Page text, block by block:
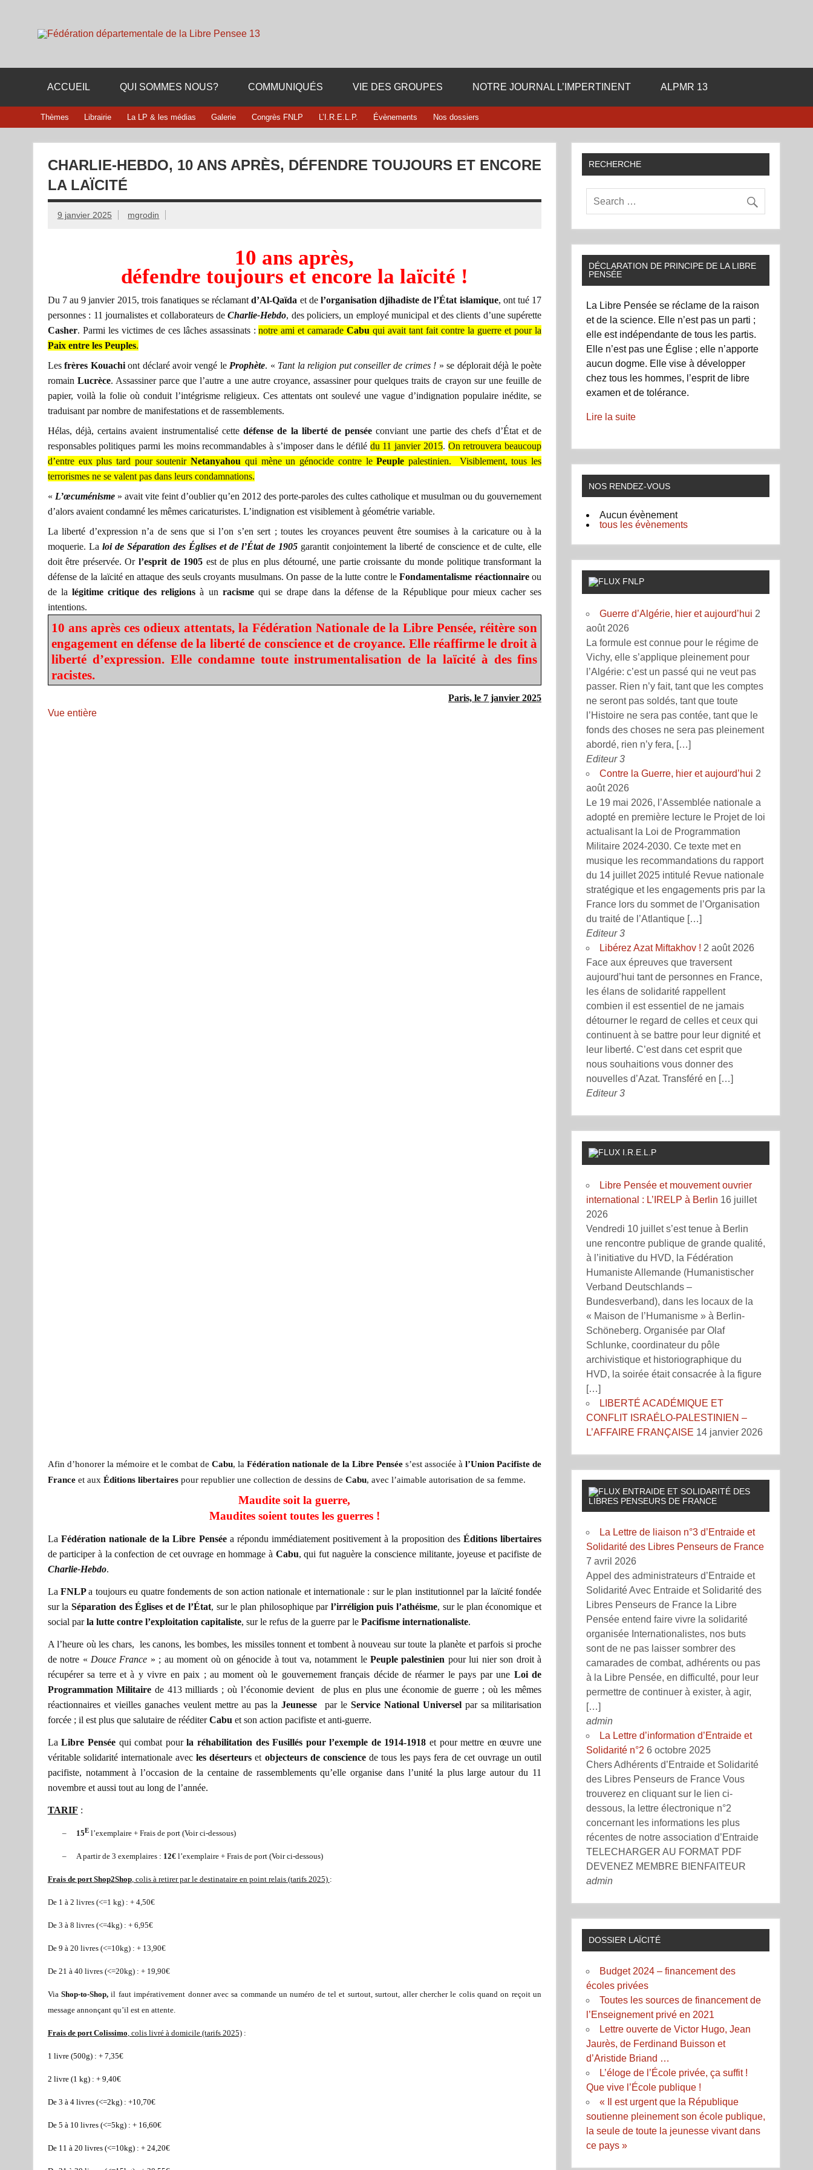
13
ACCUEIL QUI SOMMES NOUS? COMMUNIQUÉS VIE DES GROUPES NOTRE JOURNAL L’IMPERTINENT ALPMR 13
Thèmes Librairie La LP & les médias Galerie Congrès FNLP L’I.R.E.L.P. Évènements Nos dossiers
CHARLIE-HEBDO, 10 ANS APRÈS, DÉFENDRE TOUJOURS ET ENCORE
LA LAÏCITÉ
9 janvier 2025 mgrodin
10 ans après,
défendre toujours et encore la laïcité !
Du 7 au 9 janvier 2015, trois fanatiques se réclamantd’Al-Qaïda et de l’organisation djihadiste de l’État islamique, ont tué 17
personnes : 11 journalistes et collaborateurs deCharlie-Hebdo, des policiers, un employé municipal et des clients d’une supérette
Casher. Parmi les victimes de ces lâches assassinats :notre ami et camaradeCabu qui avait tant fait contre la guerre et pour la
Paix entre les Peuples.
Lesfrères Kouachiont déclaré avoir vengé le Prophète. « Tant la religion put conseiller de crimes ! » se déplorait déjà le poète
romain Lucrèce. Assassiner parce que l’autre a une autre croyance, assassiner pour quelques traits de crayon sur une feuille de
papier, voilà la folie où conduit l’intégrisme religieux. Ces attentats ont soulevé une vague d’indignation populaire inédite, se
traduisant par nombre de manifestations et de rassemblements.
Hélas, déjà, certains avaient instrumentalisé cettedéfense de la liberté de pensée conviant une partie des chefs d’État et de
responsables politiques parmi les moins recommandables à s’imposer dans le défilé du 11 janvier 2015. On retrouvera beaucoup
d’entre eux plus tard pour soutenirNetanyahou qui mène un génocide contre lePeuplepalestinien.
Visiblement, tous les
terrorismes ne se valent pas dans leurs condamnations.
« L’œcuménisme » avait vite feint d’oublier qu’en 2012 des porte-paroles des cultes catholique et musulman ou du gouvernement
d’alors avaient condamné les mêmes caricaturistes. L’indignation est visiblement à géométrie variable.
La liberté d’expression n’a de sens que si l’on s’en sert ; toutes les croyances peuvent être soumises à la caricature ou à la
moquerie. La loi de Séparation des Églises et de l’État de 1905 garantit conjointement la liberté de conscience et de culte, elle
doit être préservée. Orl’esprit de 1905 est de plus en plus détourné, une partie croissante du monde politique transformant la
défense de la laïcité en attaque des seuls croyants musulmans. On passe de la lutte contre leFondamentalisme réactionnaireou
de la légitime critique des religions à un racismequi se drape dans la défense de la République pour mieux cacher ses
intentions.
10 ans après ces odieux attentats, la Fédération Nationale de la Libre Pensée, réitère son
engagement en défense de la liberté de conscience et de croyance. Elle réaffirme le droit à
liberté d’expression. Elle condamne toute instrumentalisation de la laïcité à des fins
racistes.
Paris, le 7 janvier 2025
Vue entière
Afin d’honorer la mémoire et le combat de Cabu, la Fédération nationale de la Libre Pensées’est associée à l’Union Pacifiste de
Franceet aux Éditions libertairespour republier une collection de dessins de Cabu, avec l’aimable autorisation de sa femme.
Maudite soit la guerre,
Maudites soient toutes les guerres !
La Fédération nationale de la Libre Penséea répondu immédiatement positivement à la proposition des Éditions libertaires
de participer à la confection de cet ouvrage en hommage à Cabu, qui fut naguère la conscience militante, joyeuse et pacifiste de
Charlie-Hebdo.
LaFNLPa toujours eu quatre fondements de son action nationale et internationale : sur le plan institutionnel par la laïcité fondée
sur la Séparation des Églises et de l’État, sur le plan philosophique par l’irréligion puis l’athéisme, sur le plan économique et
social parla lutte contre l’exploitation capitaliste, sur le refus de la guerre par le Pacifisme internationaliste.
A l’heure où les chars, les canons, les bombes, les missiles tonnent et tombent à nouveau sur toute la planète et parfois si proche
de notre « Douce France » ; au moment où on génocide à tout va, notamment lePeuple palestinien pour lui nier son droit à
récupérer sa terre et à y vivre en paix ; au moment où le gouvernement français décide de réarmer le pays par une Loi de
Programmation Militaire de 413 milliards ; où l’économie devient
de plus en plus une économie de guerre ; où les mêmes
réactionnaires et vieilles ganaches veulent mettre au pas laJeunesse par le Service National Universel par sa militarisation
forcée ; il est plus que salutaire de rééditerCabu et son action pacifiste et anti-guerre.
LaLibre Penséequi combat pourla réhabilitation des Fusillés pour l’exemple de 1914-1918 et pour mettre en œuvre une
véritable solidarité internationale avecles déserteurs et objecteurs de consciencede tous les pays fera de cet ouvrage un outil
pacifiste, notamment à l’occasion de la centaine de rassemblements qu’elle organise dans l’unité la plus large autour du 11
novembre et aussi tout au long de l’année.
TARIF :
– 15E l’exemplaire + Frais de port (Voir ci-dessous)
– A partir de 3 exemplaires : 12€l’exemplaire + Frais de port (Voir ci-dessous)
Frais de port Shop2Shop, colis à retirer par le destinataire en point relais (tarifs 2025) :
De 1 à 2 livres (<=1 kg) : + 4,50€
De 3 à 8 livres (<=4kg) : + 6,95€
De 9 à 20 livres (<=10kg) : + 13,90€
De 21 à 40 livres (<=20kg) : + 19,90€
ViaShop-to-Shop,il faut impérativement donner avec sa commande un numéro de tel et surtout, surtout, aller chercher le colis quand on reçoit un
message annonçant qu’il est en attente.
Frais de port Colissimo , colis livré à domicile (tarifs 2025):
1 livre (500g) : + 7,35€
2 livre (1 kg) : + 9,40€
De 3 à 4 livres (<=2kg) : +10,70€
De 5 à 10 livres (<=5kg) : + 16,60€
De 11 à 20 livres (<=10kg) : + 24,20€
RECHERCHE
DÉCLARATION DE PRINCIPE DE LA LIBRE
PENSÉE
La Libre Pensée se réclame de la raison
et de la science. Elle n’est pas un parti ;
elle est indépendante de tous les partis.
Elle n’est pas une Église ; elle n’apporte
aucun dogme. Elle vise à développer
chez tous les hommes, l’esprit de libre
examen et de tolérance.
Lire la suite
NOS RENDEZ-VOUS
Aucun évènement
tous les évènements
FNLP
Guerre d’Algérie, hier et aujourd’hui 2
août 2026
La formule est connue pour le régime de
Vichy, elle s’applique pleinement pour
l’Algérie: c’est un passé qui ne veut pas
passer. Rien n’y fait, tant que les comptes
ne seront pas soldés, tant que toute
l’Histoire ne sera pas contée, tant que le
fonds des choses ne sera pas pleinement
abordé, rien n’y fera, […]
Editeur 3
Contre la Guerre, hier et aujourd’hui 2
août 2026
Le 19 mai 2026, l’Assemblée nationale a
adopté en première lecture le Projet de loi
actualisant la Loi de Programmation
Militaire 2024-2030. Ce texte met en
musique les recommandations du rapport
du 14 juillet 2025 intitulé Revue nationale
stratégique et les engagements pris par la
France lors du sommet de l’Organisation
du traité de l’Atlantique […]
Editeur 3
Libérez Azat Miftakhov ! 2 août 2026
Face aux épreuves que traversent
aujourd’hui tant de personnes en France,
les élans de solidarité rappellent
combien il est essentiel de ne jamais
détourner le regard de celles et ceux qui
continuent à se battre pour leur dignité et
leur liberté. C’est dans cet esprit que
nous souhaitions vous donner des
nouvelles d’Azat. Transféré en […]
Editeur 3
I.R.E.L.P
Libre Pensée et mouvement ouvrier
international : L’IRELP à Berlin 16 juillet
2026
Vendredi 10 juillet s’est tenue à Berlin
une rencontre publique de grande qualité,
à l’initiative du HVD, la Fédération
Humaniste Allemande (Humanistischer
Verband Deutschlands –
Bundesverband), dans les locaux de la
« Maison de l’Humanisme » à Berlin-
Schöneberg. Organisée par Olaf
Schlunke, coordinateur du pôle
archivistique et historiographique du
HVD, la soirée était consacrée à la figure
[…]
LIBERTÉ ACADÉMIQUE ET
CONFLIT ISRAÉLO-PALESTINIEN –
L’AFFAIRE FRANÇAISE 14 janvier 2026
ENTRAIDE ET SOLIDARITÉ DES
LIBRES PENSEURS DE FRANCE
La Lettre de liaison n°3 d’Entraide et
Solidarité des Libres Penseurs de France
7 avril 2026
Appel des administrateurs d’Entraide et
Solidarité Avec Entraide et Solidarité des
Libres Penseurs de France la Libre
Pensée entend faire vivre la solidarité
organisée Internationalistes, nos buts
sont de ne pas laisser sombrer des
camarades de combat, adhérents ou pas
à la Libre Pensée, en difficulté, pour leur
permettre de continuer à exister, à agir,
[…]
admin
La Lettre d’information d’Entraide et
Solidarité n°2 6 octobre 2025
Chers Adhérents d’Entraide et Solidarité
des Libres Penseurs de France Vous
trouverez en cliquant sur le lien ci-
dessous, la lettre électronique n°2
concernant les informations les plus
récentes de notre association d’Entraide
TELECHARGER AU FORMAT PDF
DEVENEZ MEMBRE BIENFAITEUR
admin
DOSSIER LAÏCITÉ
Budget 2024 – financement des
écoles privées
Toutes les sources de financement de
l’Enseignement privé en 2021
Lettre ouverte de Victor Hugo, Jean
Jaurès, de Ferdinand Buisson et
d’Aristide Briand …
L’éloge de l’École privée, ça suffit !
Que vive l’École publique !
« Il est urgent que la République
soutienne pleinement son école publique,
la seule de toute la jeunesse vivant dans
ce pays »